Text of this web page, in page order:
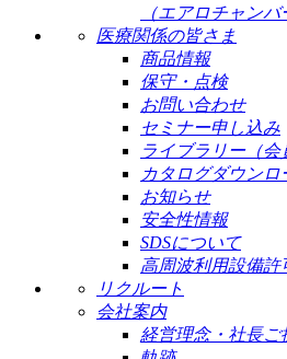
（エアロチャン
医療関係の皆さま
商品情報
保守・点検
お問い合わせ
セミナー申し込み
ライブラリー（会
カタログダウンロ
お知らせ
安全性情報
SDSについて
高周波利用設備
リクルート
会社案内
経営理念・社長ご